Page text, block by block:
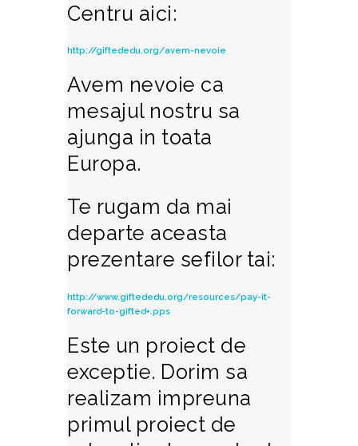
Centru aici:
http://giftededu.org/avem-nevoie
Avem nevoie ca
mesajul nostru sa
ajunga in toata
Europa.
Te rugam da mai
departe aceasta
prezentare sefilor tai:
http://www.giftededu.org/resources/pay-it-
forward-to-gifted+.pps
Este un proiect de
exceptie. Dorim sa
realizam impreuna
primul proiect de